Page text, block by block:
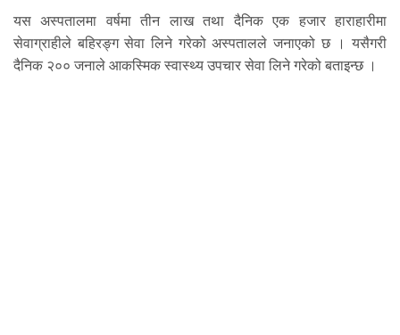
यस अस्पतालमा वर्षमा तीन लाख तथा दैनिक एक हजार हाराहारीमा
सेवाग्राहीले बहिरङ्ग सेवा लिने गरेको अस्पतालले जनाएको छ । यसैगरी
दैनिक २०० जनाले आकस्मिक स्वास्थ्य उपचार सेवा लिने गरेको बताइन्छ ।